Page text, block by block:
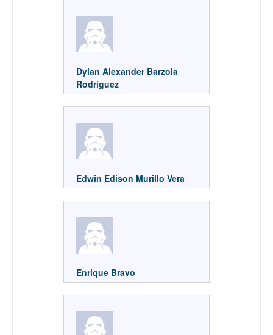
Dylan Alexander Barzola
Rodríguez
Edwin Edison Murillo Vera
Enrique Bravo